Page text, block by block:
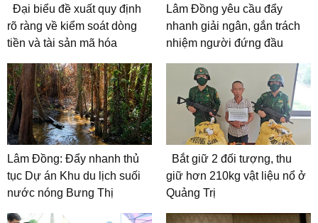
Đại biểu đề xuất quy định
rõ ràng về kiểm soát dòng
tiền và tài sản mã hóa
Lâm Đồng yêu cầu đẩy
nhanh giải ngân, gắn trách
nhiệm người đứng đầu
Lâm Đồng: Đẩy nhanh thủ
tục Dự án Khu du lịch suối
nước nóng Bưng Thị
Bắt giữ 2 đối tượng, thu
giữ hơn 210kg vật liệu nổ ở
Quảng Trị